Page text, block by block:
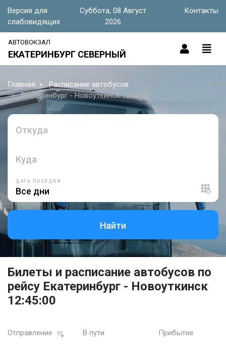
Версия для
слабовидящих
Суббота, 08 Август
2026
Контакты
АВТОВОКЗАЛ
ЕКАТЕРИНБУРГ СЕВЕРНЫЙ
Главная
Расписание автобусов
Екатеринбург - Новоуткинск 12:45:00
Откуда
Куда
ДАТА ПОЕЗДКИ
Найти
Билеты и расписание автобусов по
рейсу Екатеринбург - Новоуткинск
12:45:00
Отправление В пути Прибытие